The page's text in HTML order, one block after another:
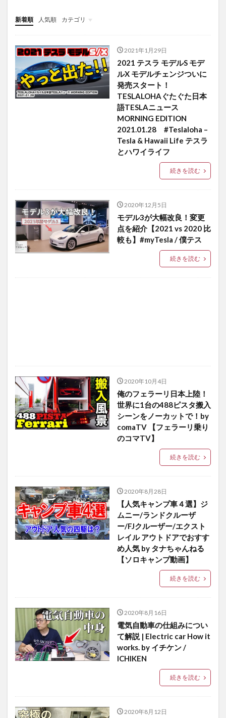
新着順 人気順
カテゴリ
バラエティ
教育
趣味
音楽
ダイエット
美容
2021年1月29日
2021 テスラ モデルS モデ
ルX モデルチェンジついに
発売スタート！
TESLALOHAぐたぐた日本
語TESLAニュース
MORNING EDITION
2021.01.28 #Teslaloha –
Tesla & Hawaii Life テスラ
とハワイライフ
続きを読む
2020年12月5日
モデル3が大幅改良！変更
点を紹介【2021 vs 2020 比
較も】#myTesla / 僕テス
続きを読む
2020年10月4日
俺のフェラーリ日本上陸！
世界に1台の488ピスタ搬入
シーンをノーカットで！by
comaTV 【フェラーリ乗り
のコマTV】
続きを読む
2020年8月28日
【人気キャンプ車４選】ジ
ムニー/ランドクルーザ
ー/FJクルーザー/エクスト
レイル アウトドアでおすす
め人気 by タナちゃんねる
【ソロキャンプ動画】
続きを読む
2020年8月16日
電気自動車の仕組みについ
て解説 | Electric car How it
works. by イチケン /
ICHIKEN
続きを読む
2020年8月12日